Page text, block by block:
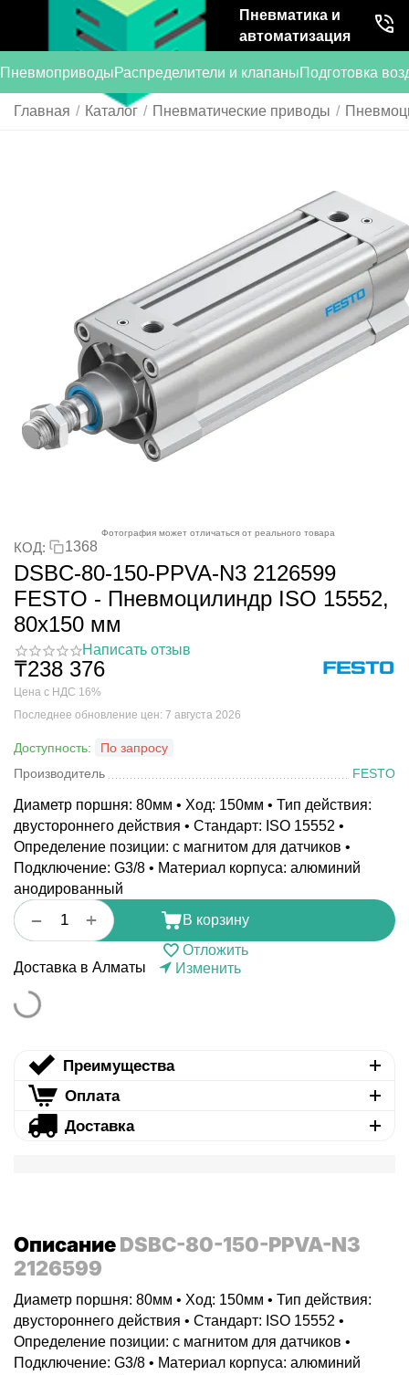
Пневматика и
автоматизация
ПневмоприводыРаспределители и клапаныПодготовка
Главная / Каталог / Пневматические приводы /
Фотография может отличаться от реального товара
КОД: 1368
DSBC-80-150-PPVA-N3 2126599
FESTO - Пневмоцилиндр ISO 15552,
80x150 мм
Написать отзыв
₸238 376
Цена с НДС 16%
Последнее обновление цен: 7 августа 2026
Доступность:
По запросу
Производитель
FESTO
Диаметр поршня: 80мм • Ход: 150мм • Тип действия:
двустороннего действия • Стандарт: ISO 15552 •
Определение позиции: с магнитом для датчиков •
Подключение: G3/8 • Материал корпуса: алюминий
анодированный
+
−
В корзину
Отложить
Доставка в Алматы
Изменить
Преимущества
Оплата
Доставка
ОписаниеDSBC-80-150-PPVA-N3
2126599
Диаметр поршня: 80мм • Ход: 150мм • Тип действия:
двустороннего действия • Стандарт: ISO 15552 •
Определение позиции: с магнитом для датчиков •
Подключение: G3/8 • Материал корпуса: алюминий